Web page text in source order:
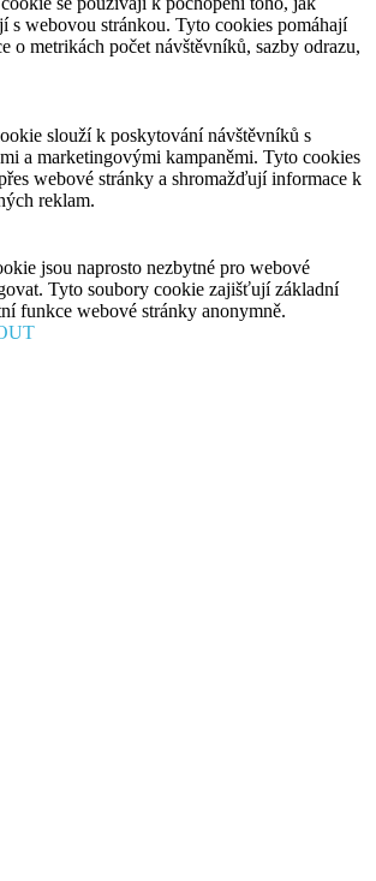
s webovou stránkou. Tyto cookies pomáhají
o metrikách počet návštěvníků, sazby odrazu,
slouží k poskytování návštěvníků s
a marketingovými kampaněmi. Tyto cookies
webové stránky a shromažďují informace k
reklam.
jsou naprosto nezbytné pro webové
Tyto soubory cookie zajišťují základní
funkce webové stránky anonymně.